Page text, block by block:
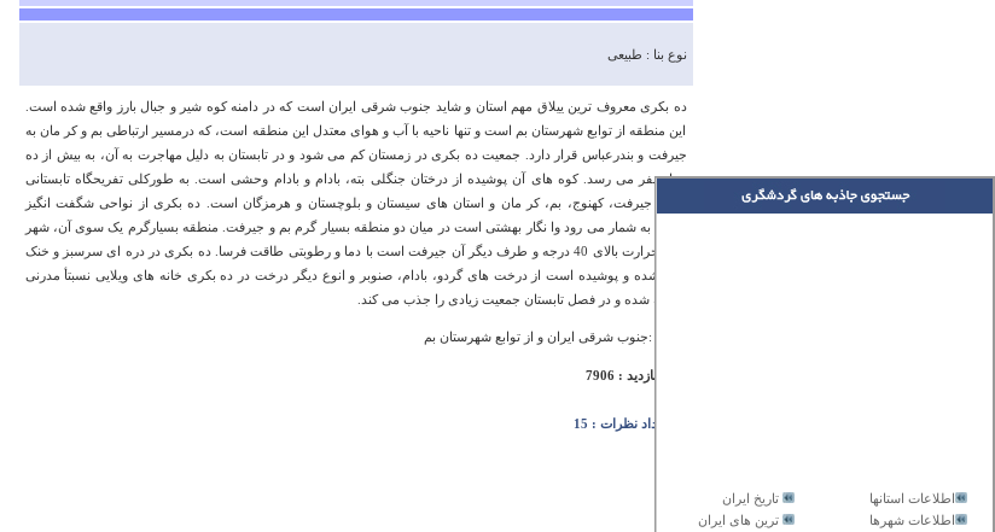
تاریخ ایران
اطلاعات استانها
ترین های ایران
اطلاعات شهرها
نوع بنا : طبیعی
ده بکری معروف ترین ییلاق مهم استان و شاید جنوب شرقی ایران است که در دامنه کوه شیر و جبال بارز واقع شده است.
این منطقه از توابع شهرستان بم است و تنها ناحیه با آب و هوای معتدل این منطقه است، که درمسیر ارتباطی بم و کر مان به
جیرفت و بندرعباس قرار دارد. جمعیت ده بکری در زمستان کم می شود و در تابستان به دلیل مهاجرت به آن، به بیش از ده
هزار نفر می رسد. کوه های آن پوشیده از درختان جنگلی بته، بادام و بادام وحشی است. به طورکلی تفریحگاه تابستانی
اهالی جیرفت، کهنوج، بم، کر مان و استان های سیستان و بلوچستان و هرمزگان است. ده بکری از نواحی شگفت انگیز
استان به شمار می رود وا نگار بهشتی است در میان دو منطقه بسیار گرم بم و جیرفت. منطقه بسیارگرم یک سوی آن، شهر
بم با حرارت بالای 40 درجه و طرف دیگر آن جیرفت است با دما و رطوبتی طاقت فرسا. ده بکری در دره ای سرسبز و خنک
واقع شده و پوشیده است از درخت های گردو، بادام، صنوبر و انوع دیگر درخت در ده بکری خانه های ویلایی نسبتأ مدرنی
ساخته شده و در فصل تابستان جمعیت زیادی را جذب می کند.
آدرس :جنوب شرقی ایران و از توابع شهرستان بم
تعداد بازدید : 7906
تعداد نظرات : 15